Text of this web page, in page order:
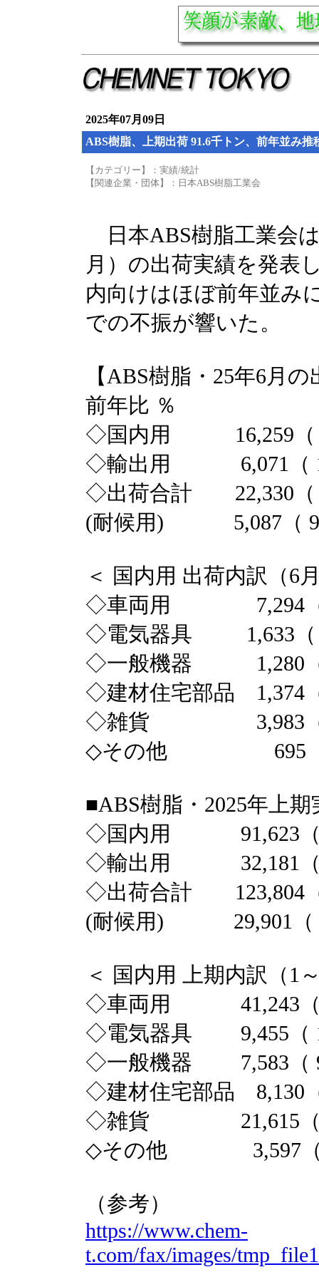
2025年07月09日
ABS樹脂、上期出荷 91.6千トン、前年並み推
【カテゴリー】：実績/統計
【関連企業・団体】：日本ABS樹脂工業会
日本ABS樹脂工業会
月）の出荷実績を発表
内向けはほぼ前年並み
での不振が響いた。
【ABS樹脂・25年6
前年比 ％
◇国内用 16,259（
◇輸出用 6,071（
◇出荷合計 22,330（
(耐候用) 5,087（
＜ 国内用 出荷内訳（6
◇車両用 7,294（
◇電気器具 1,633（
◇一般機器 1,280（
◇建材住宅部品 1,374
◇雑貨 3,983（
◇その他 695（
■ABS樹脂・2025年上期
◇国内用 91,623（
◇輸出用 32,181（
◇出荷合計 123,804
(耐候用) 29,901（
＜ 国内用 上期内訳（1
◇車両用 41,243（
◇電気器具 9,455（
◇一般機器 7,583（
◇建材住宅部品 8,130
◇雑貨 21,615（
◇その他 3,597（
（参考）
https://www.chem-
t.com/fax/images/